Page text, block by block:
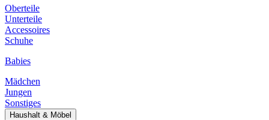
Oberteile
Unterteile
Accessoires
Schuhe
Babies
Mädchen
Jungen
Sonstiges
Haushalt & Möbel